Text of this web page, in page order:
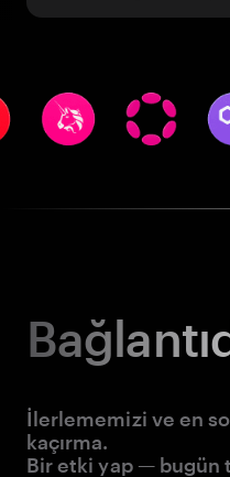
İlerlememizi ve en
kaçırma.
Bir etki yap — bugün